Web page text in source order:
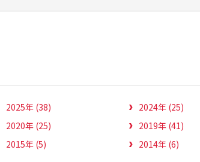
2025年 (38) 2024年 (25)
2020年 (25) 2019年 (41)
2015年 (5) 2014年 (6)